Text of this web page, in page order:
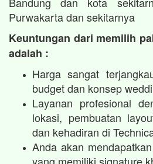
Purwakarta dan sekitarnya
Keuntungan dari memilih
adalah :
Harga sangat
budget dan konsep
Layanan profesional
lokasi, pembuatan
dan kehadiran di
Anda akan